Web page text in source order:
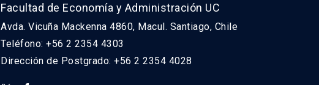
Facultad de Economía y Administración UC
Avda. Vicuña Mackenna 4860, Macul. Santiago, Chile
Teléfono: +56 2 2354 4303
Dirección de Postgrado: +56 2 2354 4028